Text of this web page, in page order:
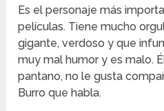
Es el personaje más
películas. Tiene mucho
gigante, verdoso y que
muy mal humor y es malo.
pantano, no le gusta
Burro que habla.